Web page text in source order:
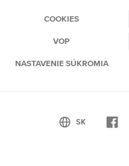
COOKIES
VOP
NASTAVENIE SÚKROMIA